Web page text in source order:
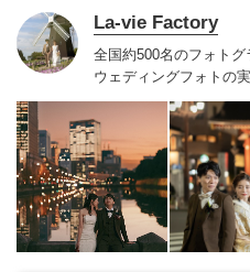
La-vie Factory
全国約500名のフォト
ウェディングフォトの
技術だけでなく、おふ
情を引き出すハートの
みのフォトグラファー
じる場所や開放感のあ
つもの二人の姿を思い
が揃ったスタジオ、フ
ク・ハワイ・グアムな
特別な一日の大切な瞬